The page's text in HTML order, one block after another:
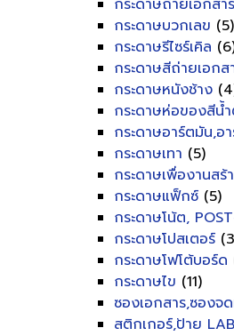
กระดาษถ่ายเอกสาร
กระดาษบวกเลข (5)
กระดาษรีไซร์เคิล
กระดาษสีถ่ายเอกส
กระดาษหนังช้าง
กระดาษห่อของสีน้
กระดาษอาร์ตมัน,อ
กระดาษเทา (5)
กระดาษเพื่องานสร้
กระดาษแฟ็กซ์ (5)
กระดาษโน้ต,
กระดาษโปสเตอร์
กระดาษโฟโต้บอร์ด
กระดาษไข (11)
ซองเอกสาร,ซองจ
สติกเกอร์,ป้าย